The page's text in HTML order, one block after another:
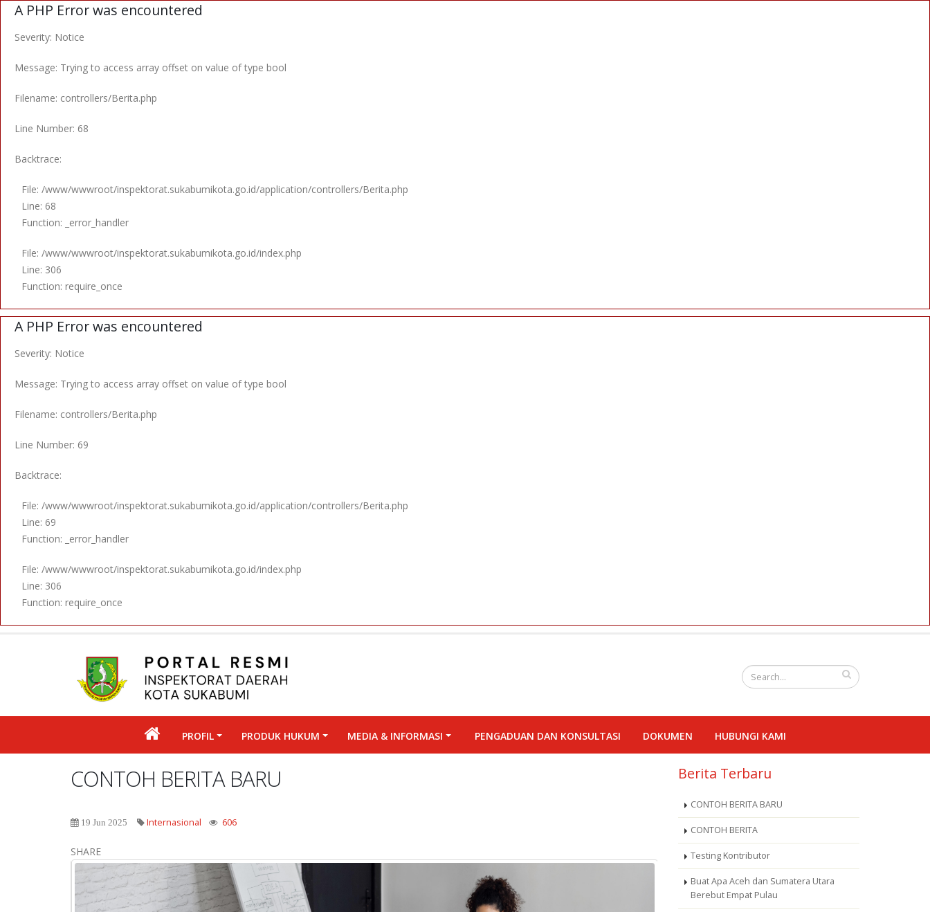
A PHP Error was encountered
Severity: Notice
Message: Trying to access array offset on value of type bool
Filename: controllers/Berita.php
Line Number: 68
Backtrace:
File: /www/wwwroot/inspektorat.sukabumikota.go.id/application/controllers/Berita.php
Line: 68
Function: _error_handler
File: /www/wwwroot/inspektorat.sukabumikota.go.id/index.php
Line: 306
Function: require_once
A PHP Error was encountered
Severity: Notice
Message: Trying to access array offset on value of type bool
Filename: controllers/Berita.php
Line Number: 69
Backtrace:
File: /www/wwwroot/inspektorat.sukabumikota.go.id/application/controllers/Berita.php
Line: 69
Function: _error_handler
File: /www/wwwroot/inspektorat.sukabumikota.go.id/index.php
Line: 306
Function: require_once
PROFIL PRODUK HUKUM MEDIA & INFORMASI PENGADUAN DAN KONSULTASI DOKUMEN HUBUNGI KAMI
CONTOH BERITA BARU
19 Jun 2025 Internasional 606
SHARE
Berita Terbaru
CONTOH BERITA BARU
CONTOH BERITA
Testing Kontributor
Buat Apa Aceh dan Sumatera Utara
Berebut Empat Pulau